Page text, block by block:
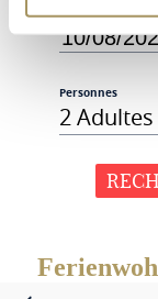
Période
Personnes
2 Adultes